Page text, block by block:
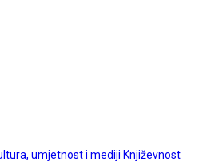
umjetnost i mediji Književnost